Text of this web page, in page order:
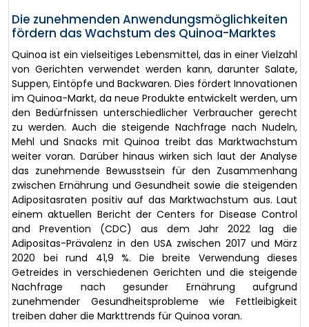
Die zunehmenden Anwendungsmöglichkeiten
fördern das Wachstum des Quinoa-Marktes
Quinoa ist ein vielseitiges Lebensmittel, das in einer Vielzahl
von Gerichten verwendet werden kann, darunter Salate,
Suppen, Eintöpfe und Backwaren. Dies fördert Innovationen
im Quinoa-Markt, da neue Produkte entwickelt werden, um
den Bedürfnissen unterschiedlicher Verbraucher gerecht
zu werden. Auch die steigende Nachfrage nach Nudeln,
Mehl und Snacks mit Quinoa treibt das Marktwachstum
weiter voran. Darüber hinaus wirken sich laut der Analyse
das zunehmende Bewusstsein für den Zusammenhang
zwischen Ernährung und Gesundheit sowie die steigenden
Adipositasraten positiv auf das Marktwachstum aus. Laut
einem aktuellen Bericht der Centers for Disease Control
and Prevention (CDC) aus dem Jahr 2022 lag die
Adipositas-Prävalenz in den USA zwischen 2017 und März
2020 bei rund 41,9 %. Die breite Verwendung dieses
Getreides in verschiedenen Gerichten und die steigende
Nachfrage nach gesunder Ernährung aufgrund
zunehmender Gesundheitsprobleme wie Fettleibigkeit
treiben daher die Markttrends für Quinoa voran.